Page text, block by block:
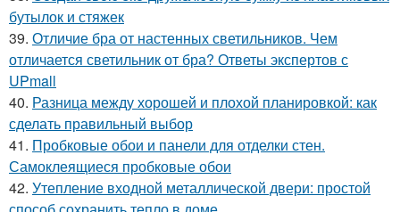
бутылок и стяжек
39. Отличие бра от настенных светильников. Чем
отличается светильник от бра? Ответы экспертов с
UPmall
40. Разница между хорошей и плохой планировкой: как
сделать правильный выбор
41. Пробковые обои и панели для отделки стен.
Самоклеящиеся пробковые обои
42. Утепление входной металлической двери: простой